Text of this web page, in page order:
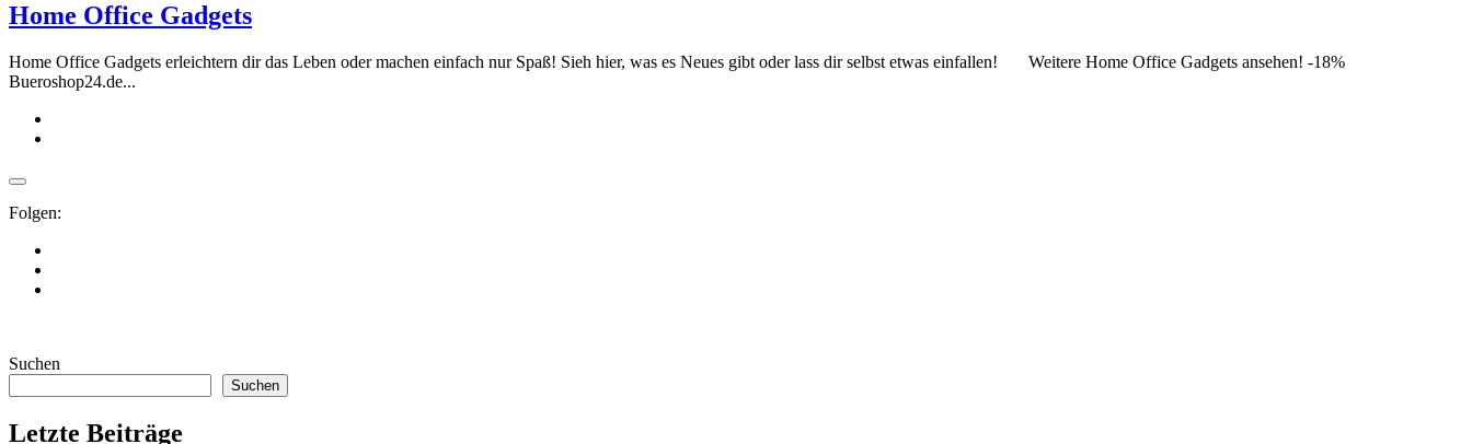
Home Office Gadgets
Home Office Gadgets erleichtern dir das Leben oder machen einfach nur Spaß! Sieh hier, was es Neues gibt oder lass dir selbst etwas einfallen! Weitere Home Office Gadgets ansehen! -18%
Bueroshop24.de...
Folgen:
Suchen
Suchen
Letzte Beiträge